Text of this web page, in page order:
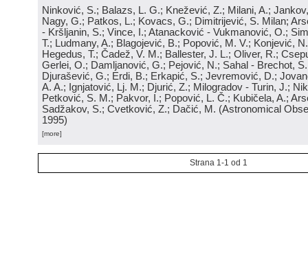
Ninković, S.; Balazs, L. G.; Knežević, Z.; Milani, A.;
Nagy, G.; Patkos, L.; Kovacs, G.; Dimitrijević, S. Milan;
- Kršljanin, S.; Vince, I.; Atanacković - Vukmanović, O.;
T.; Ludmany, A.; Blagojević, B.; Popović, M. V.; Konjević,
Hegedus, T.; Čadež, V. M.; Ballester, J. L.; Oliver, R.;
Gerlei, O.; Damljanović, G.; Pejović, N.; Sahal - Brechot,
Djurašević, G.; Erdi, B.; Erkapić, S.; Jevremović, D.;
A. A.; Ignjatović, Lj. M.; Djurić, Z.; Milogradov - Turin, J.;
Petković, S. M.; Pakvor, I.; Popović, L. Č.; Kubičela, A.;
Sadžakov, S.; Cvetković, Z.; Dačić, M. (Astronomical
1995)
[more]
Strana 1-1 od 1